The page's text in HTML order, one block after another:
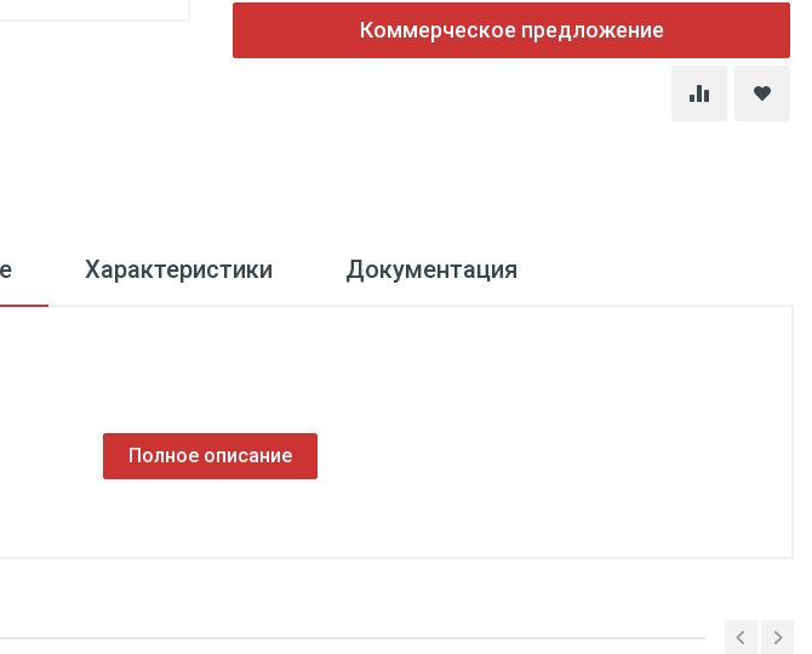
Коммерческое предложение
Характеристики Документация
Полное описание